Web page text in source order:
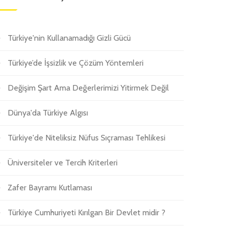
Türkiye'nin Kullanamadığı Gizli Gücü
Türkiye’de İşsizlik ve Çözüm Yöntemleri
Değişim Şart Ama Değerlerimizi Yitirmek Değil
Dünya'da Türkiye Algısı
Türkiye'de Niteliksiz Nüfus Sıçraması Tehlikesi
Üniversiteler ve Tercih Kriterleri
Zafer Bayramı Kutlaması
Türkiye Cumhuriyeti Kırılgan Bir Devlet midir ?